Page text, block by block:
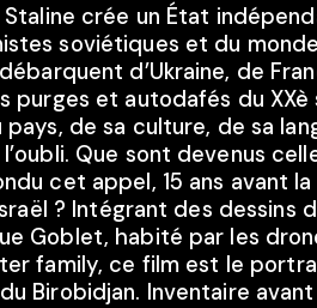
Staline crée un État
soviétiques et du
d’Ukraine, de
purges et autodafés du XXè
de sa culture, de sa
Que sont devenus
cet appel, 15 ans avant
? Intégrant des dessins
Goblet, habité par les
family, ce film est le
Birobidjan. Inventaire